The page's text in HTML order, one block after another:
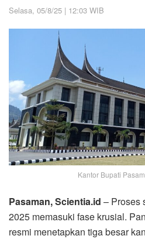
Selasa, 05/8/25 | 12:03 WIB
Kantor Bupati
Pasaman, Scientia.id – Proses
2025 memasuki fase krusial.
resmi menetapkan tiga besar